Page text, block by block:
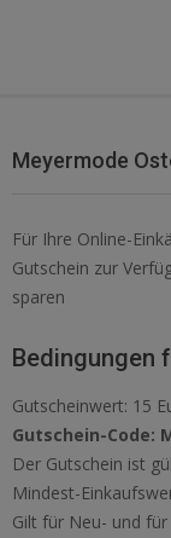
Meyermode
Für Ihre Online-
Gutschein zur
sparen
Bedingungen
Gutscheinwert: 15
Gutschein-Code:
Der Gutschein ist
Mindest-
Gilt für Neu- und